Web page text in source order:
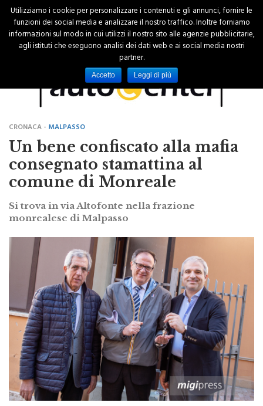
CRONACA -MALPASSO
Un bene confiscato alla mafia
consegnato stamattina al
comune di Monreale
Si trova in via Altofonte nella frazione
Utilizziamo i cookie per personalizzare i contenuti e gli annunci, fornire le
funzioni dei social media e analizzare il nostro traffico. Inoltre forniamo
informazioni sul modo in cui utilizzi il nostro sito alle agenzie pubblicitarie,
agli istituti che eseguono analisi dei dati web e ai social media nostri
partner.
Accetto Leggi di più